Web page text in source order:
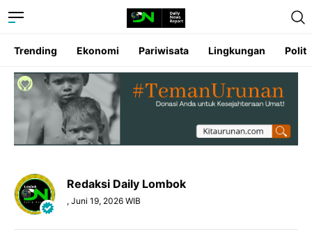
Trending Ekonomi Pariwisata Lingkungan
Redaksi Daily Lombok
, Juni 19, 2026 WIB